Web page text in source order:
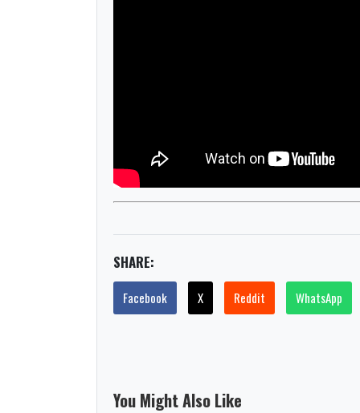
SHARE:
Facebook X Reddit WhatsApp
You Might Also Like